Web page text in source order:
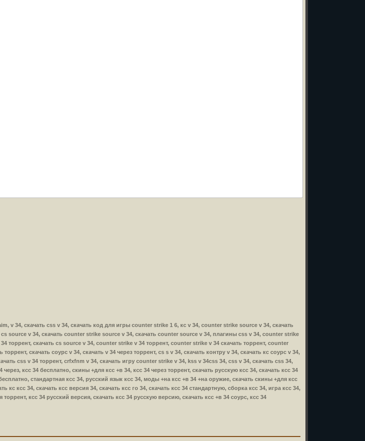
v 34, скачать css v 34, скачать код для игры counter strike 1 6, кс v 34, counter strike source v 34, скачать
source v 34, скачать counter strike source v 34, скачать counter source v 34, плагины css v 34, counter strike
торрент, скачать cs source v 34, counter strike v 34 торрент, counter strike v 34 скачать торрент, counter
скачать соурс v 34, скачать v 34 через торрент, cs s v 34, скачать контру v 34, скачать кс соурс v 34,
css v 34 торрент, crfxfnm v 34, скачать игру counter strike v 34, kss v 34css 34, css v 34, скачать css 34,
ксс 34 бесплатно, скины +для ксс +в 34, ксс 34 через торрент, скачать русскую ксс 34, скачать ксс 34
стандартная ксс 34, русский язык ксс 34, моды +на ксс +в 34 +на оружие, скачать скины +для ксс
кс ксс 34, скачать ксс версия 34, скачать ксс го 34, скачать ксс 34 стандартную, сборка ксс 34, игра ксс 34,
ксс 34 русский версия, скачать ксс 34 русскую версию, скачать ксс +в 34 соурс, ксс 34